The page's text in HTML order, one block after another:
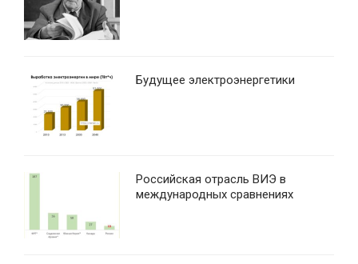
Будущее электроэнергетики
Российская отрасль ВИЭ в
международных сравнениях